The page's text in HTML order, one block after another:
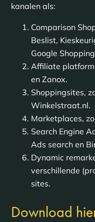
kanalen als:
Comparison
Beslist,
Google
Affiliate
en Zanox.
Shoppingsites,
Winkelstraat.nl.
Marketplaces,
Search Engine
Ads search en
Dynamic
verschillende
sites.
Download